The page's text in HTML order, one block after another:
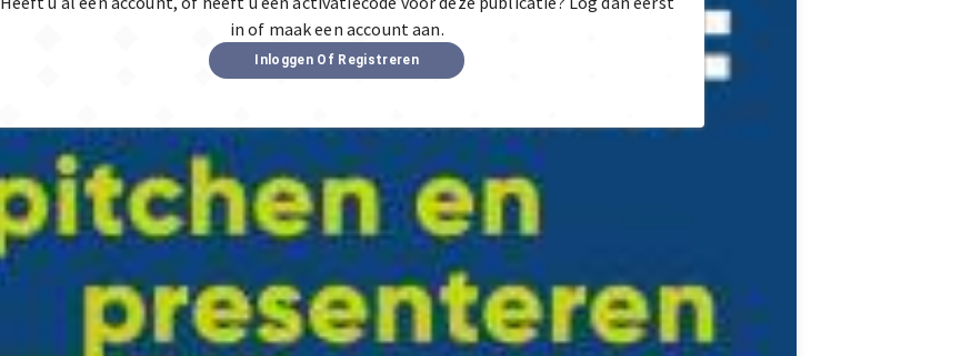
in of maak een account aan.
Inloggen Of Registreren